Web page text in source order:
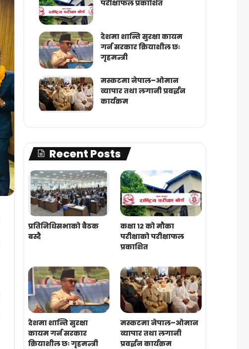
परीक्षाफल प्रकाशित
देशमा शान्ति सुरक्षा कायम
गर्न सरकार क्रियाशील छः
गृहमन्त्री
मस्कटमा नेपाल–ओमान
व्यापार तथा लगानी प्रवर्द्धन
कार्यक्रम
Recent Posts
प्रतिनिधिसभाको बैठक
बस्दै
कक्षा १२ को मौका
परीक्षाको परीक्षाफल
प्रकाशित
देशमा शान्ति सुरक्षा
कायम गर्न सरकार
क्रियाशील छः गृहमन्त्री
मस्कटमा नेपाल–ओमान
व्यापार तथा लगानी
प्रवर्द्धन कार्यक्रम